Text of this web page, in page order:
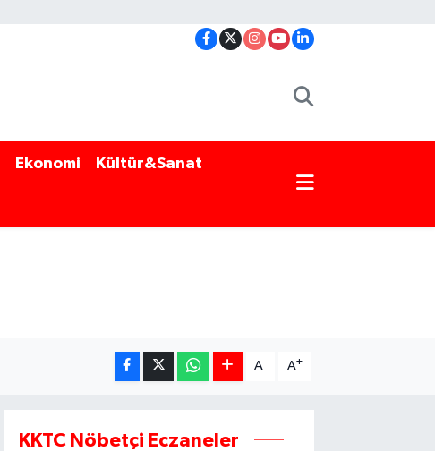
Ekonomi Kültür&Sanat
A- A+
KKTC Nöbetçi Eczaneler